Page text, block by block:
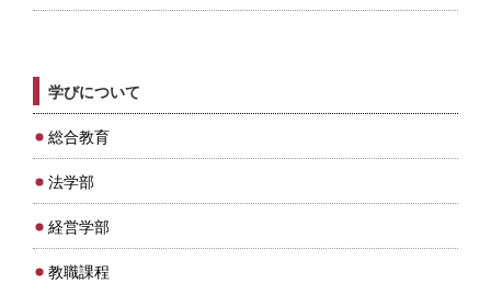
学びについて
総合教育
法学部
経営学部
教職課程